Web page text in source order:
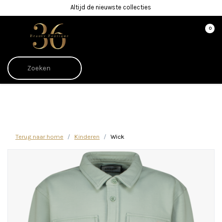
Altijd de nieuwste collecties
0
Terug naar home Kinderen Wick